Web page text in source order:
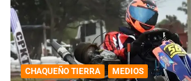
CHAQUEÑO TIERRA MEDIOS